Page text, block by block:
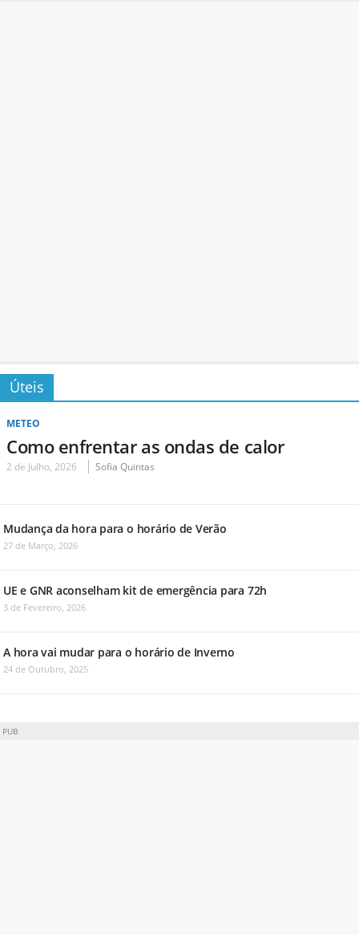
Úteis
METEO
Como enfrentar as ondas de calor
2 de Julho, 2026 Sofia Quintas
Mudança da hora para o horário de Verão
27 de Março, 2026
UE e GNR aconselham kit de emergência para 72h
3 de Fevereiro, 2026
A hora vai mudar para o horário de Inverno
24 de Outubro, 2025
PUB